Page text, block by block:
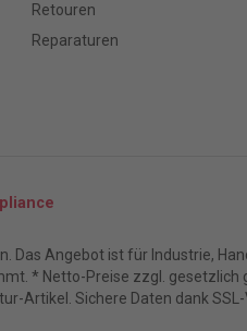
Retouren
Reparaturen
Das Angebot ist für Industrie,
* Netto-Preise zzgl. gesetzlich
Artikel. Sichere Daten dank SSL-